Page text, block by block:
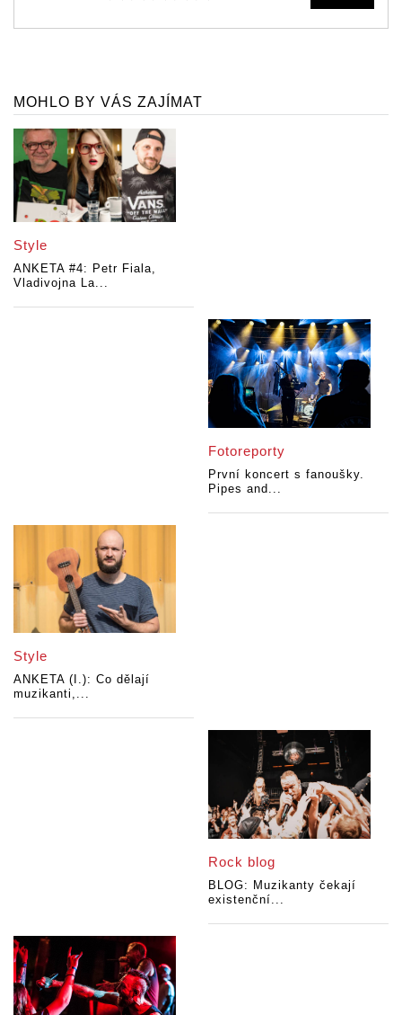
MOHLO BY VÁS ZAJÍMAT
Style
ANKETA #4: Petr Fiala,
Vladivojna La...
Fotoreporty
První koncert s fanoušky.
Pipes and...
Style
ANKETA (I.): Co dělají
muzikanti,...
Rock blog
BLOG: Muzikanty čekají
existenční...